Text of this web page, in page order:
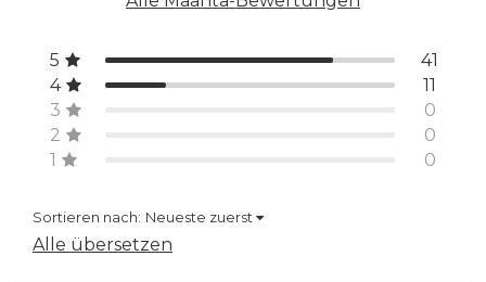
5
41
4
11
3
0
2
0
1
0
Sortieren nach: Neueste zuerst
Alle übersetzen